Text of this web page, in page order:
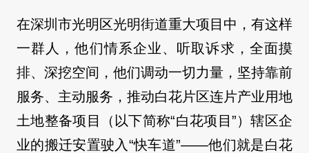
在深圳市光明区光明街道重大项目中，有这样
一群人，他们情系企业、听取诉求，全面摸
排、深挖空间，他们调动一切力量，坚持靠前
服务、主动服务，推动白花片区连片产业用地
土地整备项目（以下简称“白花项目”）辖区企
业的搬迁安置驶入“快车道”——他们就是白花